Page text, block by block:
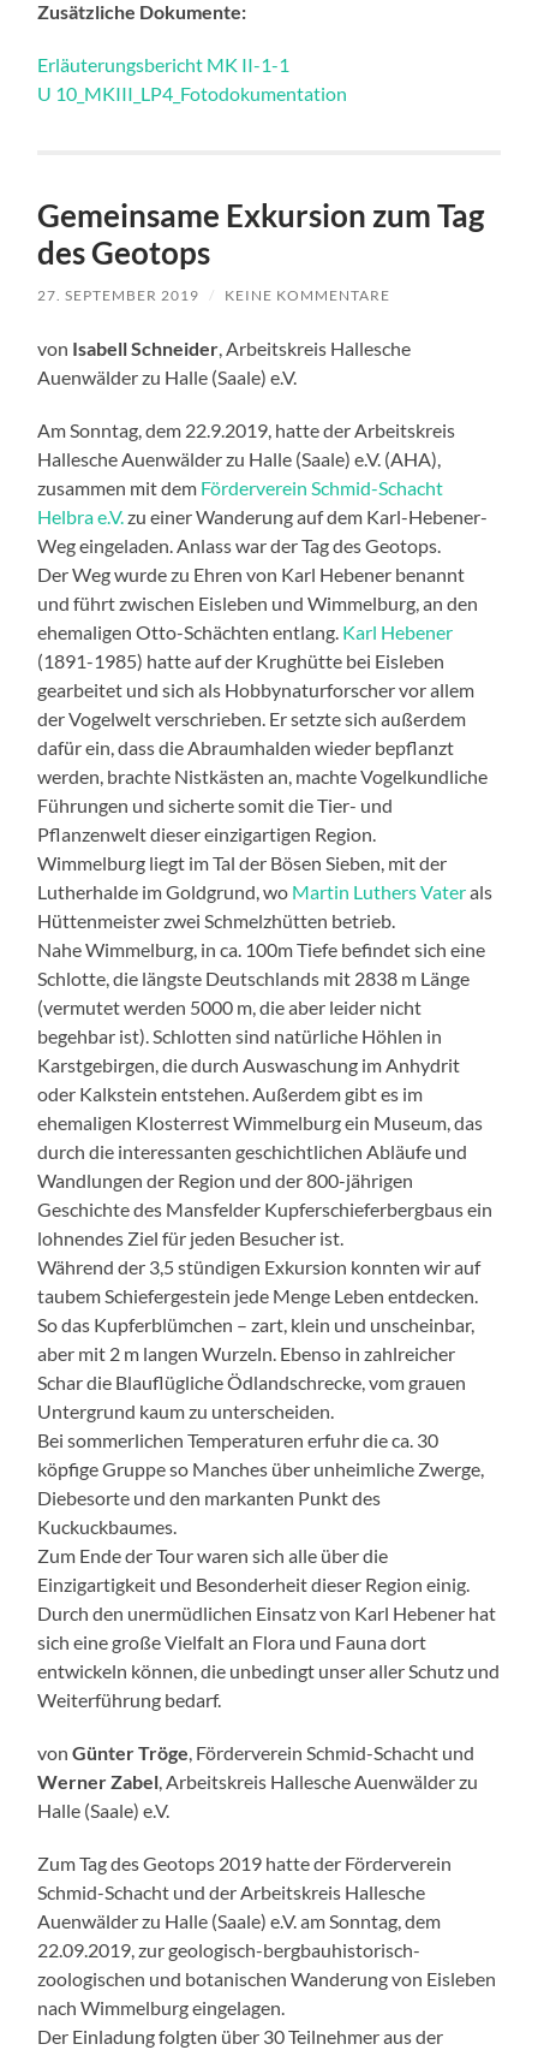
Zusätzliche Dokumente:
Erläuterungsbericht MK II-1-1
U 10_MKIII_LP4_Fotodokumentation
Gemeinsame Exkursion zum Tag
des Geotops
27. SEPTEMBER 2019 / KEINE KOMMENTARE
von Isabell Schneider, Arbeitskreis Hallesche
Auenwälder zu Halle (Saale) e.V.
Am Sonntag, dem 22.9.2019, hatte der Arbeitskreis
Hallesche Auenwälder zu Halle (Saale) e.V. (AHA),
zusammen mit dem Förderverein Schmid-Schacht
Helbra e.V.zu einer Wanderung auf dem Karl-Hebener-
Weg eingeladen. Anlass war der Tag des Geotops.
Der Weg wurde zu Ehren von Karl Hebener benannt
und führt zwischen Eisleben und Wimmelburg, an den
ehemaligen Otto-Schächten entlang. Karl Hebener
(1891-1985) hatte auf der Krughütte bei Eisleben
gearbeitet und sich als Hobbynaturforscher vor allem
der Vogelwelt verschrieben. Er setzte sich außerdem
dafür ein, dass die Abraumhalden wieder bepflanzt
werden, brachte Nistkästen an, machte Vogelkundliche
Führungen und sicherte somit die Tier- und
Pflanzenwelt dieser einzigartigen Region.
Wimmelburg liegt im Tal der Bösen Sieben, mit der
Lutherhalde im Goldgrund, wo Martin Luthers Vaterals
Hüttenmeister zwei Schmelzhütten betrieb.
Nahe Wimmelburg, in ca. 100m Tiefe befindet sich eine
Schlotte, die längste Deutschlands mit 2838 m Länge
(vermutet werden 5000 m, die aber leider nicht
begehbar ist). Schlotten sind natürliche Höhlen in
Karstgebirgen, die durch Auswaschung im Anhydrit
oder Kalkstein entstehen. Außerdem gibt es im
ehemaligen Klosterrest Wimmelburg ein Museum, das
durch die interessanten geschichtlichen Abläufe und
Wandlungen der Region und der 800-jährigen
Geschichte des Mansfelder Kupferschieferbergbaus ein
lohnendes Ziel für jeden Besucher ist.
Während der 3,5 stündigen Exkursion konnten wir auf
taubem Schiefergestein jede Menge Leben entdecken.
So das Kupferblümchen – zart, klein und unscheinbar,
aber mit 2 m langen Wurzeln. Ebenso in zahlreicher
Schar die Blauflügliche Ödlandschrecke, vom grauen
Untergrund kaum zu unterscheiden.
Bei sommerlichen Temperaturen erfuhr die ca. 30
köpfige Gruppe so Manches über unheimliche Zwerge,
Diebesorte und den markanten Punkt des
Kuckuckbaumes.
Zum Ende der Tour waren sich alle über die
Einzigartigkeit und Besonderheit dieser Region einig.
Durch den unermüdlichen Einsatz von Karl Hebener hat
sich eine große Vielfalt an Flora und Fauna dort
entwickeln können, die unbedingt unser aller Schutz und
Weiterführung bedarf.
vonGünter Tröge, Förderverein Schmid-Schacht und
Werner Zabel, Arbeitskreis Hallesche Auenwälder zu
Halle (Saale) e.V.
Zum Tag des Geotops 2019 hatte der Förderverein
Schmid-Schacht und der Arbeitskreis Hallesche
Auenwälder zu Halle (Saale) e.V. am Sonntag, dem
22.09.2019, zur geologisch-bergbauhistorisch-
zoologischen und botanischen Wanderung von Eisleben
nach Wimmelburg eingelagen.
Der Einladung folgten über 30 Teilnehmer aus der